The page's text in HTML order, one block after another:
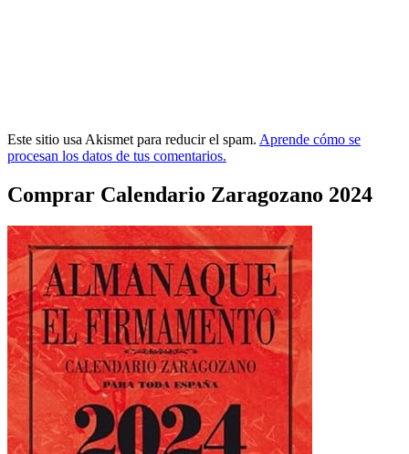
Este sitio usa Akismet para reducir el spam. Aprende cómo se
procesan los datos de tus comentarios.
Comprar Calendario Zaragozano 2024